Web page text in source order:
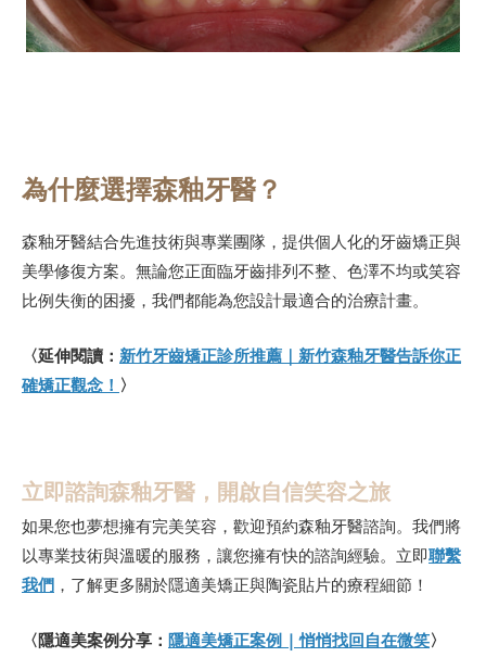
為什麼選擇森釉牙醫？
森釉牙醫結合先進技術與專業團隊，提供個人化的牙齒矯正與
美學修復方案。無論您正面臨牙齒排列不整、色澤不均或笑容
比例失衡的困擾，我們都能為您設計最適合的治療計畫。
〈延伸閱讀： 新竹牙齒矯正診所推薦｜新竹森釉牙醫告訴你正
確矯正觀念！ 〉
立即諮詢森釉牙醫，開啟自信笑容之旅
如果您也夢想擁有完美笑容，歡迎預約森釉牙醫諮詢。我們將
以專業技術與溫暖的服務，讓您擁有快的諮詢經驗。立即聯繫
我們 ，了解更多關於隱適美矯正與陶瓷貼片的療程細節！
〈隱適美案例分享： 隱適美矯正案例 | 悄悄找回自在微笑〉